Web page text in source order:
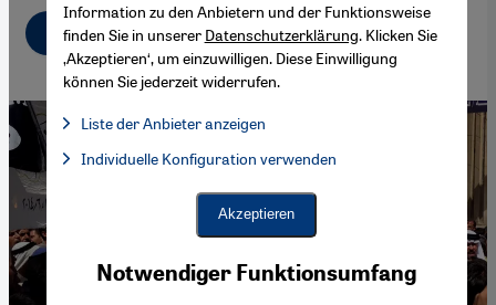
Deutsch English عربي
Notwendiger Funktionsumfang
Information zu den Anbietern und der Funktionsweise
finden Sie in unserer Datenschutzerklärung. Klicken Sie
‚Akzeptieren‘, um einzuwilligen. Diese Einwilligung
können Sie jederzeit widerrufen.
Liste der Anbieter anzeigen
Facebook Embed / Facebook Connect, Google Maps Embed,
Facebook Embed / Facebook Connect
Google Maps Embed
Individuelle Konfiguration verwenden
Akzeptieren